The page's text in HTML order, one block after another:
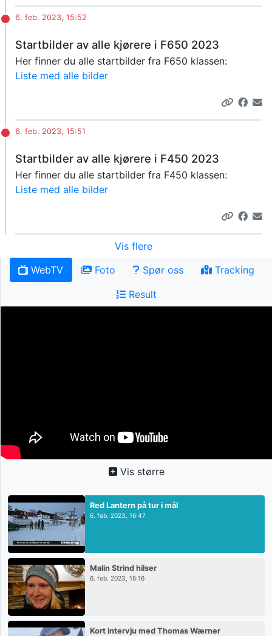
6. feb. 2023, 15:52
Startbilder av alle kjørere i F650 2023
Her finner du alle startbilder fra F650 klassen:
Liste med alle bilder
6. feb. 2023, 15:51
Startbilder av alle kjørere i F450 2023
Her finner du alle startbilder fra F450 klassen:
Liste med alle bilder
Vis flere
WebTV
Foto Spør oss
Tracking
Result
Vis større
Red Lantern på tur i mål
6. feb. 2023, 16:47
Malin Strind hilser
6. feb. 2023, 16:16
Kort intervju med Thomas Wærner